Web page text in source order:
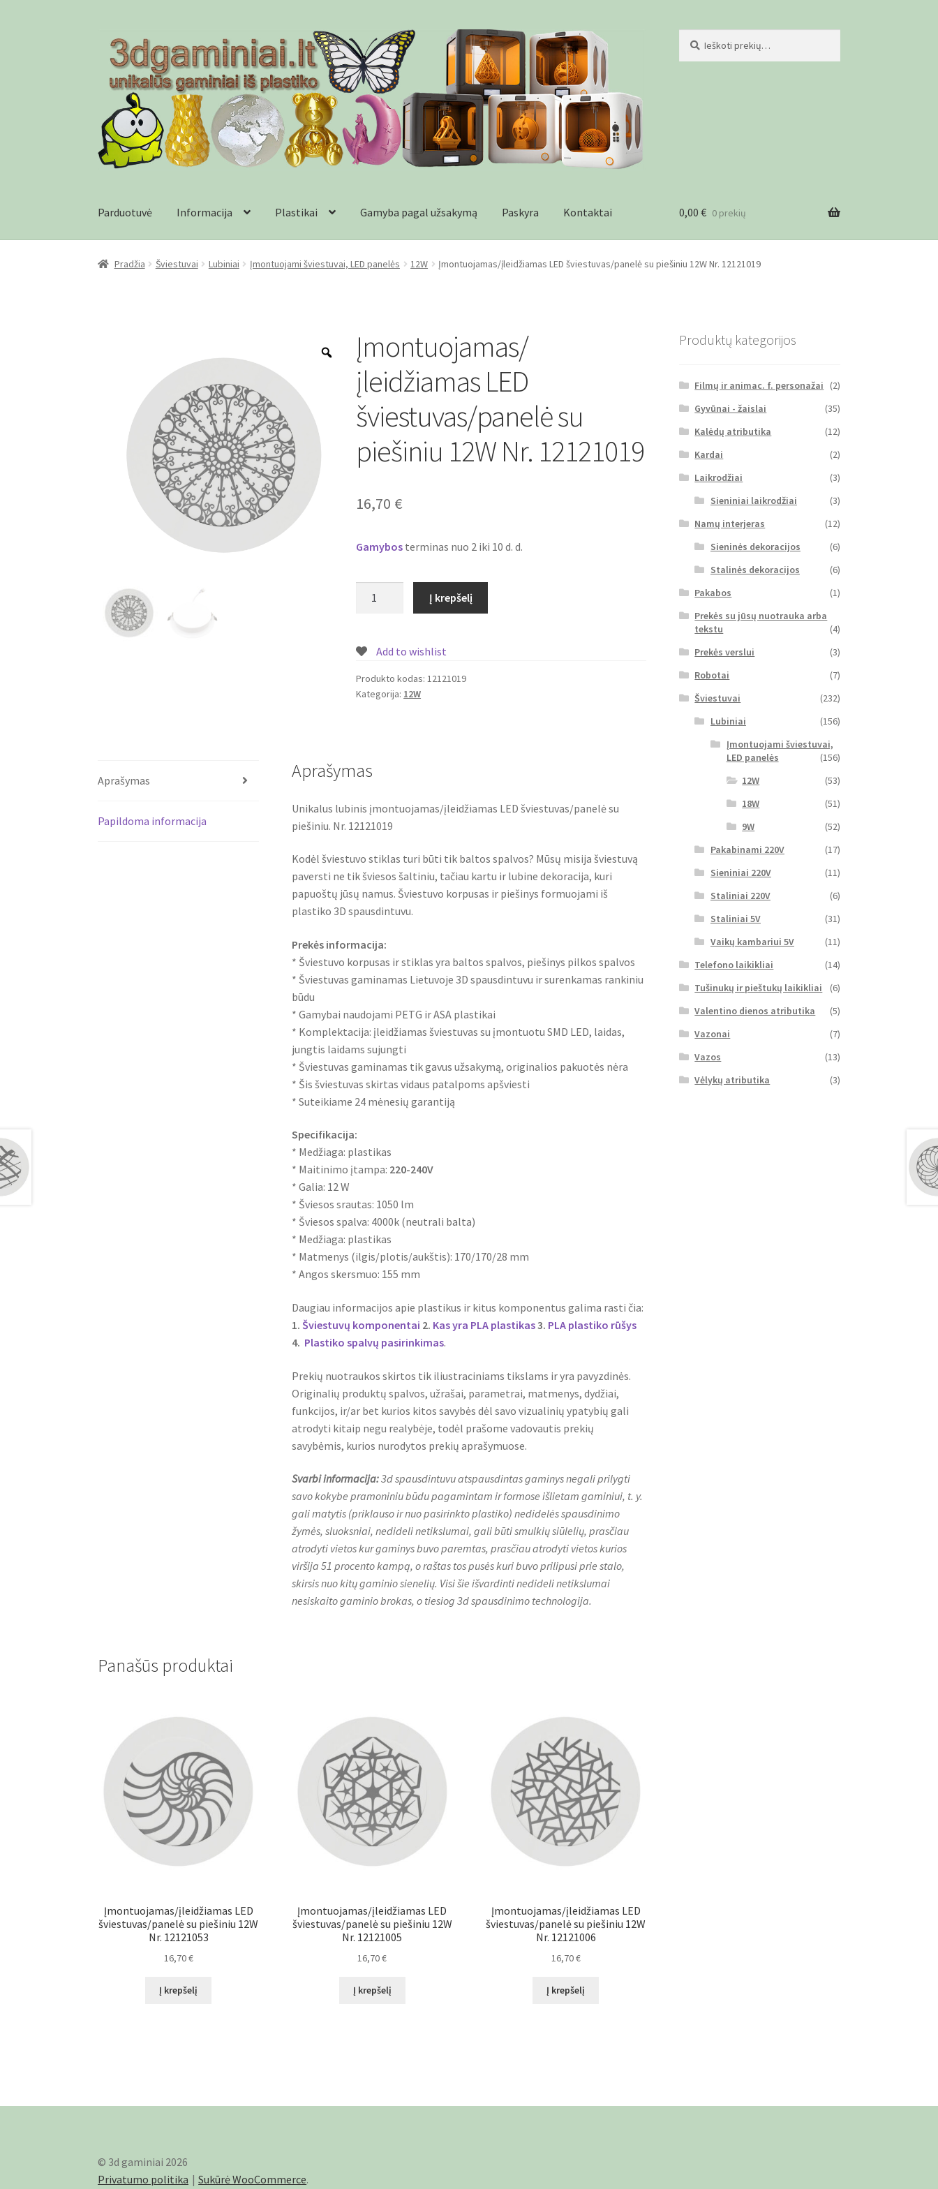
Pereiti
meniu
Pereiti
turinio
Parduotuvė Informacija Plastikai Gamyba pagal užsakymą Paskyra Kontaktai
PradžiaCheckout Gamyba pagal užsakymą Informacija Kontaktai Parduotuvė Paskyra Plastikai Wishlist
0,00 € 0 prekių
Pradžia Šviestuvai Lubiniai Įmontuojami šviestuvai, LED panelės 12W Įmontuojamas/įleidžiamas LED šviestuvas/panelė su piešiniu 12W Nr. 12121019
Įmontuojamas/
įleidžiamas LED
šviestuvas/panelė su
piešiniu 12W Nr. 12121019
16,70 €
Gamybos terminas nuo 2 iki 10 d. d.
LED
šviestuvas/panelė
su
12121019
Į krepšelį
Add to wishlist
Produkto kodas:12121019
Kategorija: 12W
Aprašymas
Papildoma informacija
Aprašymas
Unikalus lubinis įmontuojamas/įleidžiamas LED šviestuvas/panelė su
piešiniu. Nr. 12121019
Kodėl šviestuvo stiklas turi būti tik baltos spalvos? Mūsų misija šviestuvą
paversti ne tik šviesos šaltiniu, tačiau kartu ir lubine dekoracija, kuri
papuoštų jūsų namus. Šviestuvo korpusas ir piešinys formuojami iš
plastiko 3D spausdintuvu.
Prekės informacija:
* Šviestuvo korpusas ir stiklas yra baltos spalvos, piešinys pilkos spalvos
* Šviestuvas gaminamas Lietuvoje 3D spausdintuvu ir surenkamas rankiniu
būdu
* Gamybai naudojami PETG ir ASA plastikai
* Komplektacija: įleidžiamas šviestuvas su įmontuotu SMD LED, laidas,
jungtis laidams sujungti
* Šviestuvas gaminamas tik gavus užsakymą, originalios pakuotės nėra
* Šis šviestuvas skirtas vidaus patalpoms apšviesti
* Suteikiame 24 mėnesių garantiją
Specifikacija:
* Medžiaga: plastikas
* Maitinimo įtampa: 220-240V
* Galia: 12 W
* Šviesos srautas: 1050 lm
* Šviesos spalva: 4000k (neutrali balta)
* Medžiaga: plastikas
* Matmenys (ilgis/plotis/aukštis): 170/170/28 mm
* Angos skersmuo: 155 mm
Daugiau informacijos apie plastikus ir kitus komponentus galima rasti čia:
1. Šviestuvų komponentai 2. Kas yra PLA plastikas3. PLA plastiko rūšys
4. Plastiko spalvų pasirinkimas.
Prekių nuotraukos skirtos tik iliustraciniams tikslams ir yra pavyzdinės.
Originalių produktų spalvos, užrašai, parametrai, matmenys, dydžiai,
funkcijos, ir/ar bet kurios kitos savybės dėl savo vizualinių ypatybių gali
atrodyti kitaip negu realybėje, todėl prašome vadovautis prekių
savybėmis, kurios nurodytos prekių aprašymuose.
Svarbi informacija:3d spausdintuvu atspausdintas gaminys negali prilygti
savo kokybe pramoniniu būdu pagamintam ir formose išlietam gaminiui, t. y.
gali matytis (priklauso ir nuo pasirinkto plastiko) nedidelės spausdinimo
žymės, sluoksniai, nedideli netikslumai, gali būti smulkių siūlelių, prasčiau
atrodyti vietos kur gaminys buvo paremtas, prasčiau atrodyti vietos kurios
viršija 51 procento kampą, o raštas tos pusės kuri buvo prilipusi prie stalo,
skirsis nuo kitų gaminio sienelių. Visi šie išvardinti nedideli netikslumai
nesiskaito gaminio brokas, o tiesiog 3d spausdinimo technologija.
Panašūs produktai
Įmontuojamas/įleidžiamas LED
šviestuvas/panelė su piešiniu 12W
Nr. 12121053
16,70€
Į krepšelį
Įmontuojamas/įleidžiamas LED
šviestuvas/panelė su piešiniu 12W
Nr. 12121005
16,70€
Į krepšelį
Įmontuojamas/įleidžiamas LED
šviestuvas/panelė su piešiniu 12W
Nr. 12121006
16,70€
Į krepšelį
Produktų kategorijos
Filmų ir animac. f. personažai
(2)
Gyvūnai - žaislai
(35)
Kalėdų atributika
(12)
Kardai
(2)
Laikrodžiai
(3)
Sieniniai laikrodžiai
(3)
Namų interjeras
(12)
Sieninės dekoracijos
(6)
Stalinės dekoracijos
(6)
Pakabos
(1)
Prekės su jūsų nuotrauka arba
tekstu
(4)
Prekės verslui
(3)
Robotai
(7)
Šviestuvai
(232)
Lubiniai
(156)
Įmontuojami šviestuvai,
LED panelės
(156)
12W
(53)
18W
(51)
9W
(52)
Pakabinami 220V
(17)
Sieniniai 220V
(11)
Staliniai 220V
(6)
Staliniai 5V
(31)
Vaikų kambariui 5V
(11)
Telefono laikikliai
(14)
Tušinukų ir pieštukų laikikliai
(6)
Valentino dienos atributika
(5)
Vazonai
(7)
Vazos
(13)
Vėlykų atributika
(3)
© 3d gaminiai 2026
Privatumo politika
Sukūrė WooCommerce.